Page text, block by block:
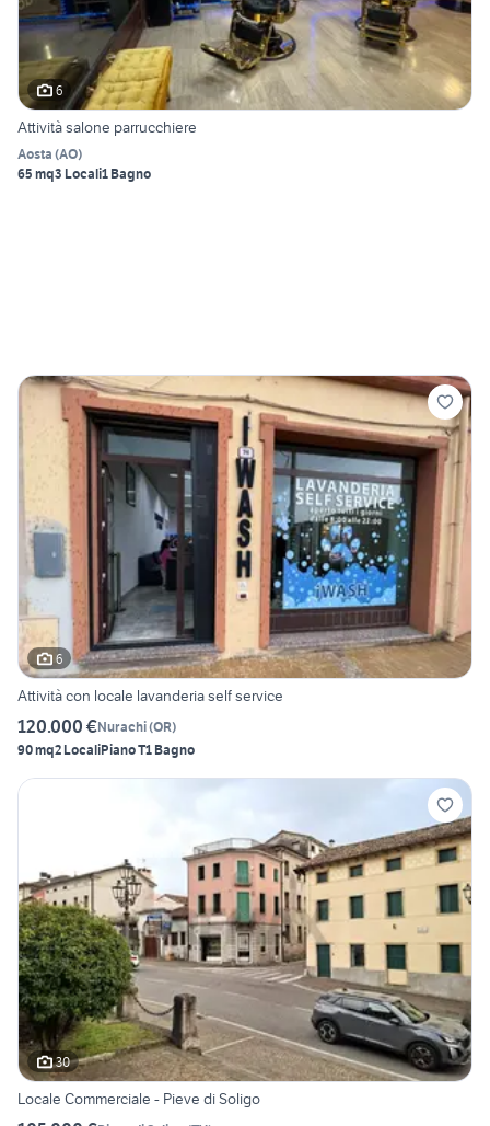
6
Attività salone parrucchiere
Aosta (AO)
65 mq3 Locali1 Bagno
6
Attività con locale lavanderia self service
120.000 €Nurachi(OR)
90 mq2 LocaliPiano T1 Bagno
30
Locale Commerciale - Pieve di Soligo